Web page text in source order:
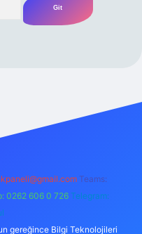
m elexbet
Teams:
0262 606 0 726 Telegram:
gereğince Bilgi Teknolojileri